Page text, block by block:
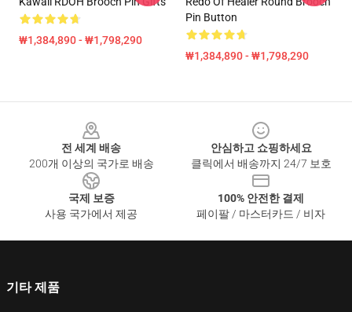
₩1,384,890 - ₩1,798,290
Pin Button
₩1,384,890 - ₩1,798,290
전 세계 배송
200개 이상의 국가로 배송
안심하고 쇼핑하세요
클릭에서 배송까지 24/7 보호
국제 보증
사용 국가에서 제공
100% 안전한 결제
페이팔 / 마스터카드 / 비자
기타 제품